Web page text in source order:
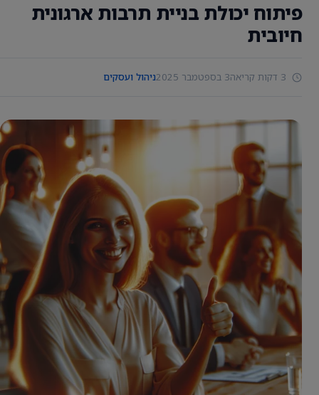
פיתוח יכולת בניית תרבות ארגונית
חיובית
3 בספטמבר 2025 ניהול ועסקים